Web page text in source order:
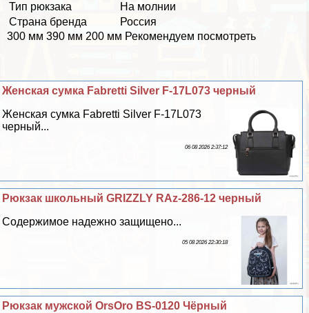
Тип рюкзака
На молнии
Страна бренда
Россия
300 мм 390 мм 200 мм Рекомендуем посмотреть
Женская сумка Fabretti Silver F-17L073 черный
Женская сумка Fabretti Silver F-17L073
черный...
06 08 2026 2:37:12
Рюкзак школьный GRIZZLY RAz-286-12 черный
Содержимое надежно защищено...
05 08 2026 22:30:18
Рюкзак мужской OrsOro BS-0120 Чёрный